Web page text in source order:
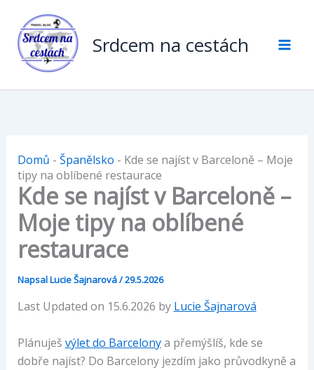
obsah
Srdcem na cestách
Domů - Španělsko - Kde se najíst v Barceloně – Moje
tipy na oblíbené restaurace
Kde se najíst v Barceloně –
Moje tipy na oblíbené
restaurace
NapsalLucie Šajnarová/29.5.2026
Last Updated on 15.6.2026 by Lucie Šajnarová
Plánuješ výlet do Barcelonya přemýšlíš, kde se
dobře najíst? Do Barcelony jezdím jako průvodkyně a